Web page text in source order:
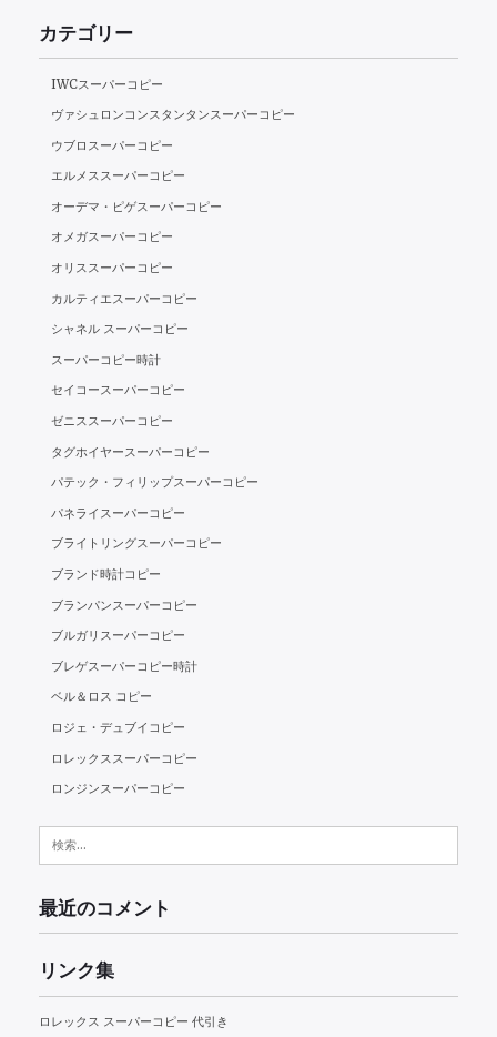
稿
ナ
ビ
ゲ
ー
シ
ョ
ン
カテゴリー
IWCスーパーコピー
ヴァシュロンコンスタンタンスーパーコピー
ウブロスーパーコピー
エルメススーパーコピー
オーデマ・ピゲスーパーコピー
オメガスーパーコピー
オリススーパーコピー
カルティエスーパーコピー
シャネル スーパーコピー
スーパーコピー時計
セイコースーパーコピー
ゼニススーパーコピー
タグホイヤースーパーコピー
パテック・フィリップスーパーコピー
パネライスーパーコピー
ブライトリングスーパーコピー
ブランド時計コピー
ブランパンスーパーコピー
ブルガリスーパーコピー
ブレゲスーパーコピー時計
ベル＆ロス コピー
ロジェ・デュブイコピー
ロレックススーパーコピー
ロンジンスーパーコピー
索:
最近のコメント
リンク集
ロレックス スーパーコピー 代引き